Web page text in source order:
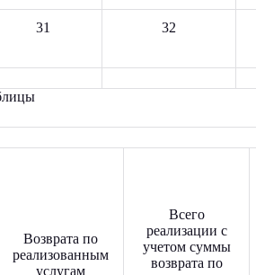
31 32
Возврата по
реализованным
услугам
Всего
реализации с
учетом суммы
возврата по